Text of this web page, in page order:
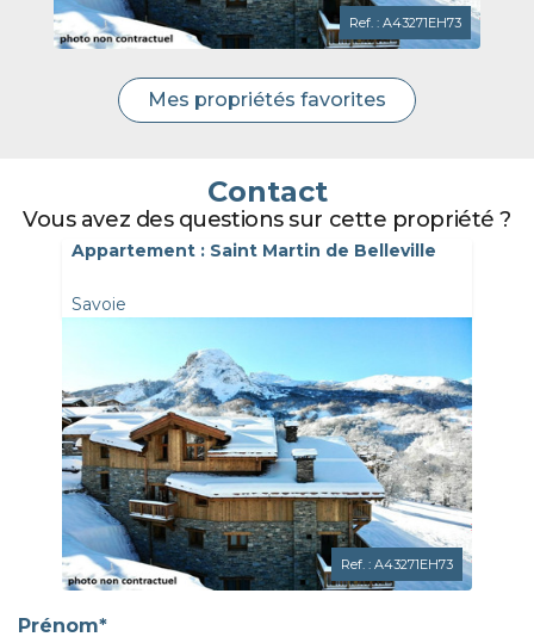
Ref. : A43271EH73
Mes propriétés favorites
Contact
Vous avez des questions sur cette propriété ?
Appartement : Saint Martin de Belleville
Savoie
Ref. : A43271EH73
Prénom*